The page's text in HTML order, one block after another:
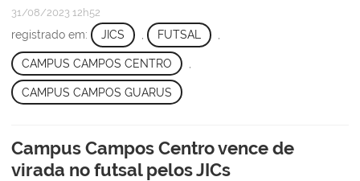
31/08/2023 12h52
registrado em: JICS FUTSAL
CAMPUS CAMPOS CENTRO
CAMPUS CAMPOS GUARUS
Campus Campos Centro vence de
virada no futsal pelos JICs